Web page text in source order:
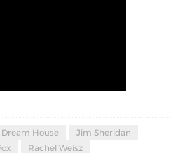
Dream House
Jim Sheridan
Rachel Weisz